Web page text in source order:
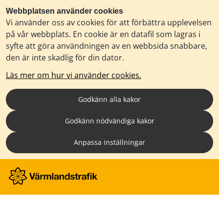
Webbplatsen använder cookies
Vi använder oss av cookies för att förbättra upplevelsen
på vår webbplats. En cookie är en datafil som lagras i
syfte att göra användningen av en webbsida snabbare,
den är inte skadlig för din dator.
Läs mer om hur vi använder cookies.
Godkänn alla kakor
Godkänn nödvändiga kakor
Anpassa inställningar